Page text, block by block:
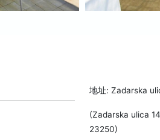
地址: Zadarska
(Zadarska ulica
23250)